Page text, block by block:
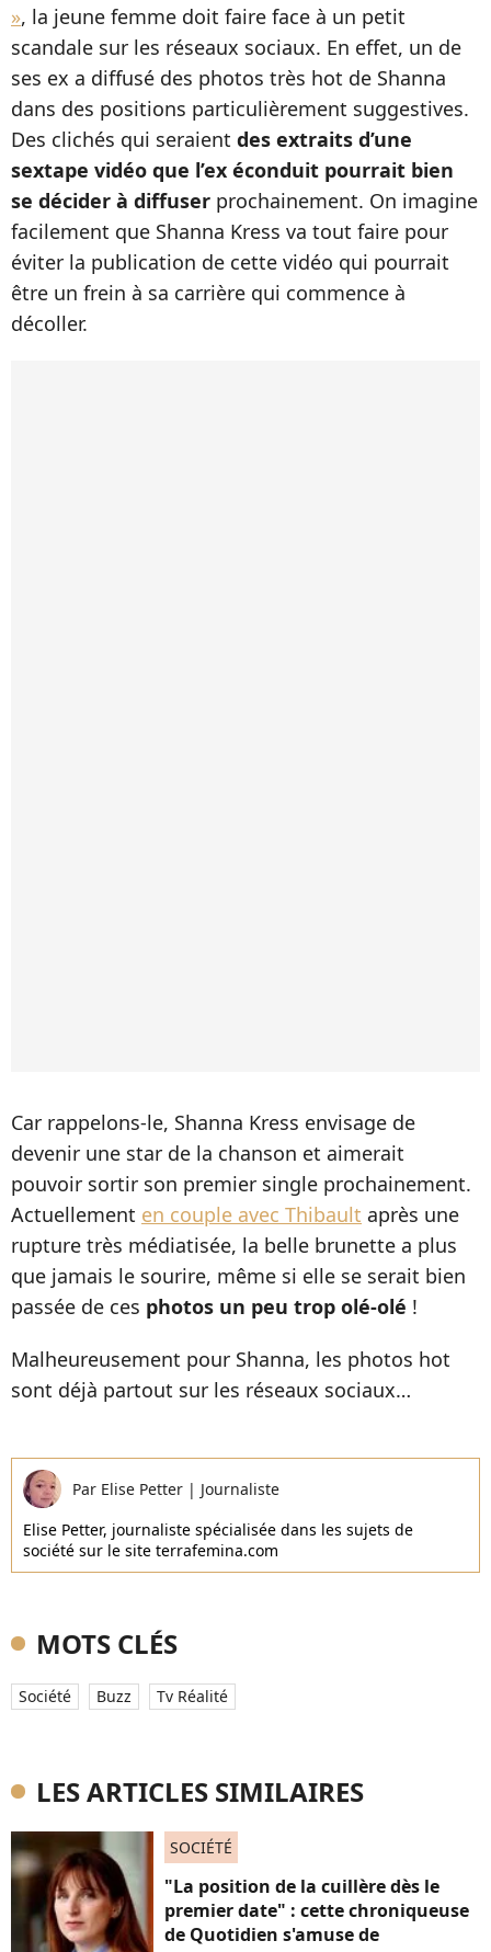
», la jeune femme doit faire face à un petit
scandale sur les réseaux sociaux. En effet, un de
ses ex a diffusé des photos très hot de Shanna
dans des positions particulièrement suggestives.
Des clichés qui seraient des extraits d’une
sextape vidéo que l’ex éconduit pourrait bien
se décider à diffuser prochainement. On imagine
facilement que Shanna Kress va tout faire pour
éviter la publication de cette vidéo qui pourrait
être un frein à sa carrière qui commence à
décoller.
Car rappelons-le, Shanna Kress envisage de
devenir une star de la chanson et aimerait
pouvoir sortir son premier single prochainement.
Actuellement en couple avec Thibault après une
rupture très médiatisée, la belle brunette a plus
que jamais le sourire, même si elle se serait bien
passée de ces photos un peu trop olé-olé !
Malheureusement pour Shanna, les photos hot
sont déjà partout sur les réseaux sociaux…
Par Elise Petter | Journaliste
Elise Petter, journaliste spécialisée dans les sujets de
société sur le site terrafemina.com
MOTS CLÉS
Société Buzz Tv Réalité
LES ARTICLES SIMILAIRES
SOCIÉTÉ
"La position de la cuillère dès le
premier date" : cette chroniqueuse
de Quotidien s'amuse de